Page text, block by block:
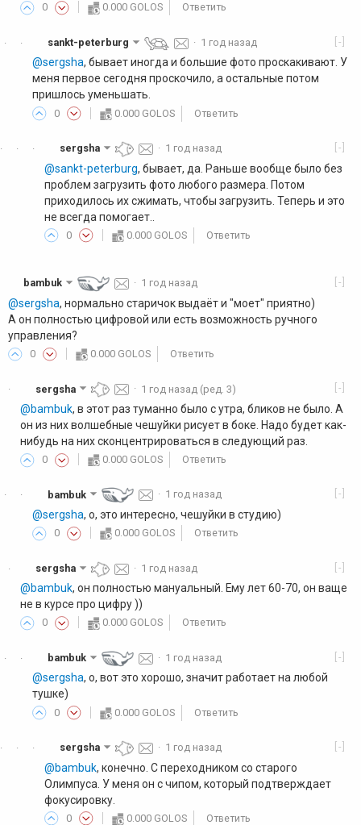
0 0.000 GOLOS Ответить
·
· [-]
sankt-peterburg · 1 год назад
@sergsha, бывает иногда и большие фото проскакивают. У
меня первое сегодня проскочило, а остальные потом
пришлось уменьшать.
0 0.000 GOLOS Ответить
·
·
· [-]
sergsha · 1 год назад
@sankt-peterburg, бывает, да. Раньше вообще было без
проблем загрузить фото любого размера. Потом
приходилось их сжимать, чтобы загрузить. Теперь и это
не всегда помогает..
0 0.000 GOLOS Ответить
[-]
bambuk · 1 год назад
@sergsha, нормально старичок выдаёт и "моет" приятно)
А он полностью цифровой или есть возможность ручного
управления?
0 0.000 GOLOS Ответить
· [-]
sergsha · 1 год назад (ред. 3)
@bambuk, в этот раз туманно было с утра, бликов не было. А
он из них волшебные чешуйки рисует в боке. Надо будет как-
нибудь на них сконцентрироваться в следующий раз.
0 0.000 GOLOS Ответить
·
· [-]
bambuk · 1 год назад
@sergsha, о, это интересно, чешуйки в студию)
0 0.000 GOLOS Ответить
· [-]
sergsha · 1 год назад
@bambuk, он полностью мануальный. Ему лет 60-70, он ваще
не в курсе про цифру ))
0 0.000 GOLOS Ответить
·
· [-]
bambuk · 1 год назад
@sergsha, о, вот это хорошо, значит работает на любой
тушке)
0 0.000 GOLOS Ответить
·
·
· [-]
sergsha · 1 год назад
@bambuk, конечно. С переходником со старого
Олимпуса. У меня он с чипом, который подтверждает
фокусировку.
0 0.000 GOLOS Ответить